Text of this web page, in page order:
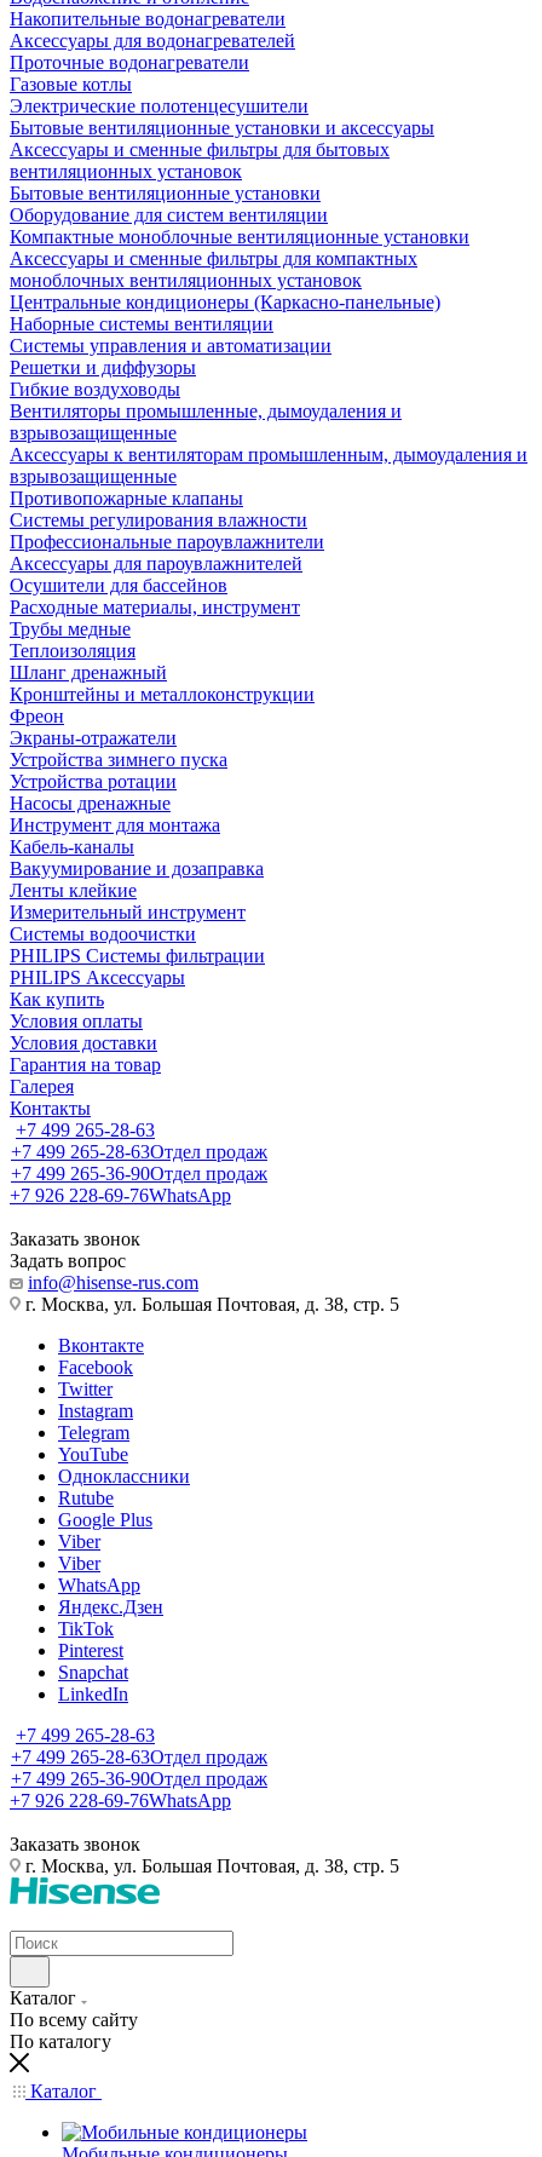
Накопительные водонагреватели
Аксессуары для водонагревателей
Проточные водонагреватели
Газовые котлы
Электрические полотенцесушители
Бытовые вентиляционные установки и аксессуары
Аксессуары и сменные фильтры для бытовых
вентиляционных установок
Бытовые вентиляционные установки
Оборудование для систем вентиляции
Компактные моноблочные вентиляционные установки
Аксессуары и сменные фильтры для компактных
моноблочных вентиляционных установок
Центральные кондиционеры (Каркасно-панельные)
Наборные системы вентиляции
Системы управления и автоматизации
Решетки и диффузоры
Гибкие воздуховоды
Вентиляторы промышленные, дымоудаления и
взрывозащищенные
Аксессуары к вентиляторам промышленным, дымоудаления и
взрывозащищенные
Противопожарные клапаны
Системы регулирования влажности
Профессиональные пароувлажнители
Аксессуары для пароувлажнителей
Осушители для бассейнов
Расходные материалы, инструмент
Трубы медные
Теплоизоляция
Шланг дренажный
Кронштейны и металлоконструкции
Фреон
Экраны-отражатели
Устройства зимнего пуска
Устройства ротации
Насосы дренажные
Инструмент для монтажа
Кабель-каналы
Вакуумирование и дозаправка
Ленты клейкие
Измерительный инструмент
Системы водоочистки
PHILIPS Системы фильтрации
PHILIPS Аксессуары
Как купить
Условия оплаты
Условия доставки
Гарантия на товар
Галерея
Контакты
+7 499 265-28-63
+7 499 265-28-63Отдел продаж
+7 499 265-36-90Отдел продаж
+7 926 228-69-76WhatsApp
Заказать звонок
Задать вопрос
info@hisense-rus.com
г. Москва, ул. Большая Почтовая, д. 38, стр. 5
Вконтакте
Facebook
Twitter
Instagram
Telegram
YouTube
Одноклассники
Rutube
Google Plus
Viber
Viber
WhatsApp
Яндекс.Дзен
TikTok
Pinterest
Snapchat
LinkedIn
+7 499 265-28-63
+7 499 265-28-63Отдел продаж
+7 499 265-36-90Отдел продаж
+7 926 228-69-76WhatsApp
Заказать звонок
г. Москва, ул. Большая Почтовая, д. 38, стр. 5
Каталог
По всему сайту
По каталогу
Каталог